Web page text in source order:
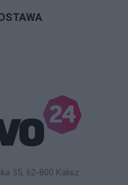
35, 62-800 Kalisz